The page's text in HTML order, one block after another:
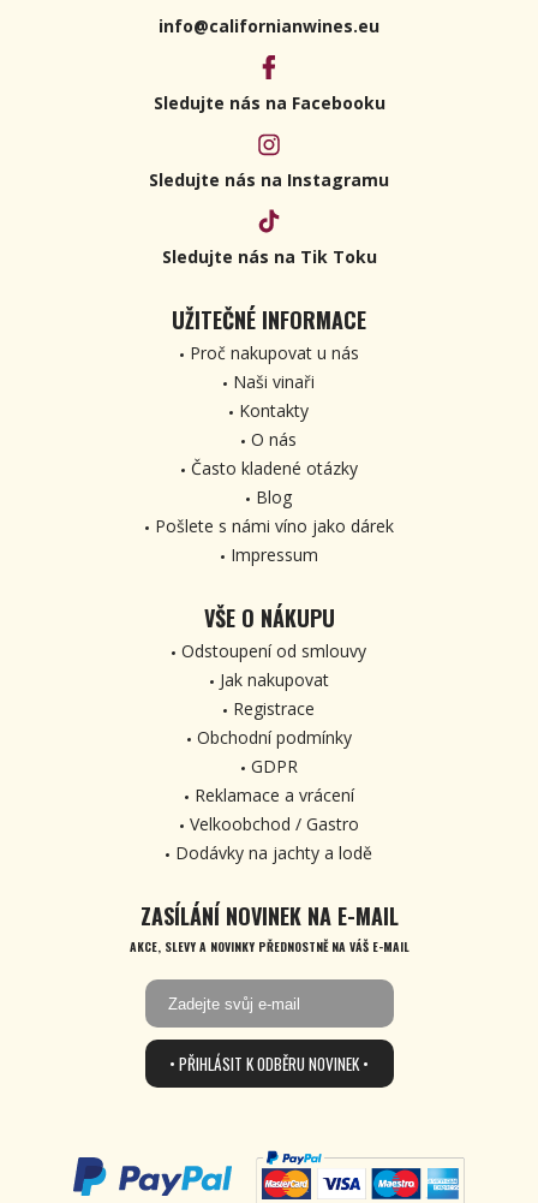
info@californianwines.eu
Sledujte nás na Facebooku
Sledujte nás na Instagramu
Sledujte nás na Tik Toku
UŽITEČNÉ INFORMACE
Proč nakupovat u nás
Naši vinaři
Kontakty
O nás
Často kladené otázky
Blog
Pošlete s námi víno jako dárek
Impressum
VŠE O NÁKUPU
Odstoupení od smlouvy
Jak nakupovat
Registrace
Obchodní podmínky
GDPR
Reklamace a vrácení
Velkoobchod / Gastro
Dodávky na jachty a lodě
ZASÍLÁNÍ NOVINEK NA E-MAIL
AKCE, SLEVY A NOVINKY PŘEDNOSTNĚ NA VÁŠ E-MAIL
• PŘIHLÁSIT K ODBĚRU NOVINEK •